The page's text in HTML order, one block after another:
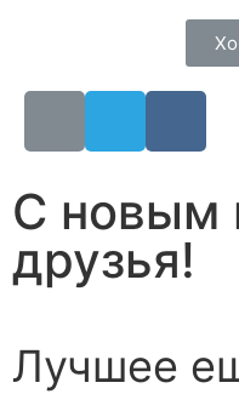
С новым
друзья!
Лучшее